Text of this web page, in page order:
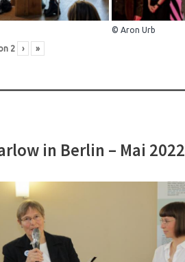
© Aron Urb
2 › »
in Berlin – Mai 2022